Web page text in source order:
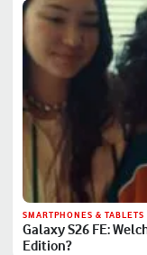
SMARTPHONES & TABLETS
Galaxy S26 FE:
Edition?